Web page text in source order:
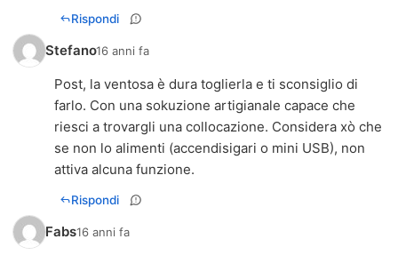
Rispondi
Stefano16 anni fa
Post, la ventosa è dura toglierla e ti sconsiglio di
farlo. Con una sokuzione artigianale capace che
riesci a trovargli una collocazione. Considera xò che
se non lo alimenti (accendisigari o mini USB), non
attiva alcuna funzione.
Rispondi
Fabs16 anni fa